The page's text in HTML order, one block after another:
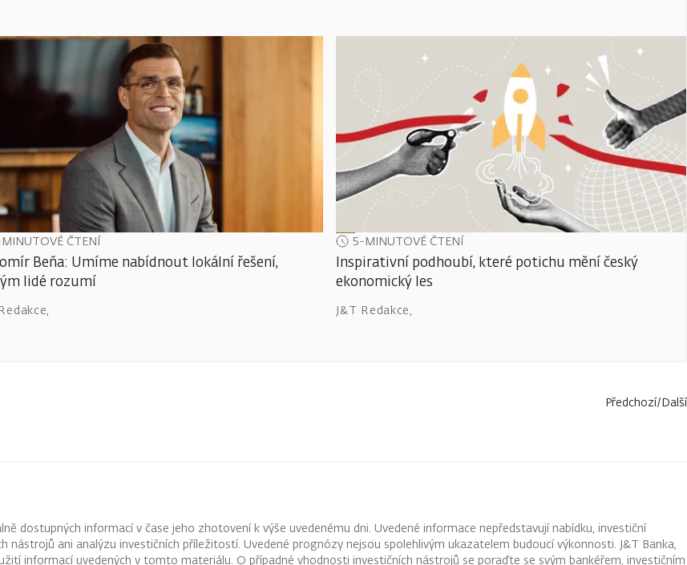
ČTENÍ
Beňa: Umíme nabídnout lokální řešení,
lidé rozumí
,
5-MINUTOVÉ ČTENÍ
Inspirativní podhoubí, které potichu mění český
ekonomický les
J&T Redakce,
Předchozí/Další
dostupných informací v čase jeho zhotovení k výše uvedenému dni. Uvedené informace nepředstavují nabídku, investiční
nástrojů ani analýzu investičních příležitostí. Uvedené prognózy nejsou spolehlivým ukazatelem budoucí výkonnosti. J&T Banka,
informací uvedených v tomto materiálu. O případné vhodnosti investičních nástrojů se poraďte se svým bankéřem, investičním